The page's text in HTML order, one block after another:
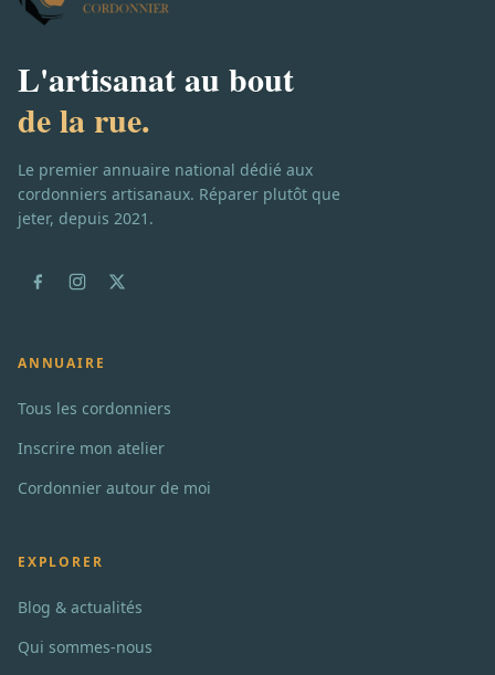
L'artisanat au bout
de la rue.
Le premier annuaire national dédié aux
cordonniers artisanaux. Réparer plutôt que
jeter, depuis 2021.
ANNUAIRE
Tous les cordonniers
Inscrire mon atelier
Cordonnier autour de moi
EXPLORER
Blog & actualités
Qui sommes-nous